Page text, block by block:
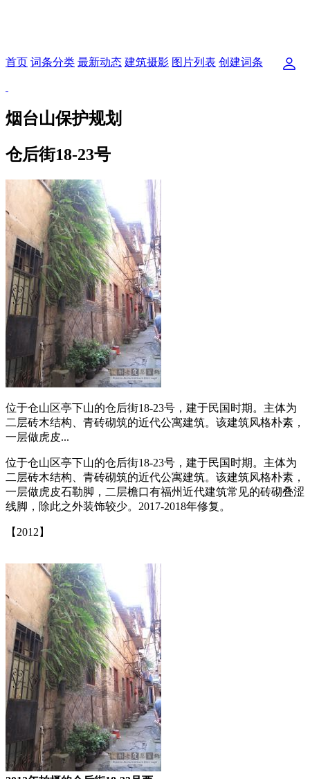
首页 词条分类 最新动态 建筑摄影 图片列表 创建词条
烟台山保护规划
仓后街18-23号
位于仓山区亭下山的仓后街18-23号，建于民国时期。主体为
二层砖木结构、青砖砌筑的近代公寓建筑。该建筑风格朴素，
一层做虎皮...
位于仓山区亭下山的仓后街18-23号，建于民国时期。主体为
二层砖木结构、青砖砌筑的近代公寓建筑。该建筑风格朴素，
一层做虎皮石勒脚，二层檐口有福州近代建筑常见的砖砌叠涩
线脚，除此之外装饰较少。2017-2018年修复。
【2012】